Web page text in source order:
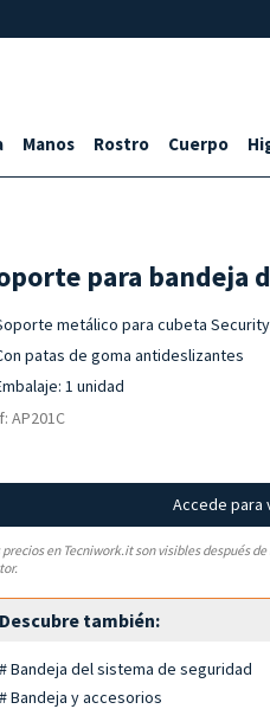
Manos Rostro Cuerpo
para bandeja
metálico para cubeta
patas de goma antideslizantes
1 unidad
AP201C
Accede para
precios en Tecniwork.it son visibles después
Descubre también:
# Bandeja del sistema de seguridad
# Bandeja y accesorios